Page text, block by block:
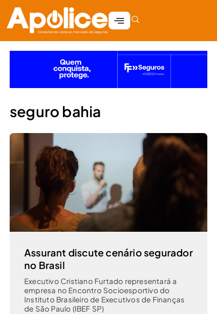
seguro bahia
Assurant discute cenário segurador
no Brasil
Executivo Cristiano Furtado representará a
empresa no Encontro Socioesportivo do
Instituto Brasileiro de Executivos de Finanças
de São Paulo (IBEF SP)